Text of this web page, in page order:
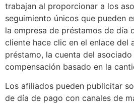
trabajan al proporcionar a los
seguimiento únicos que pueden
la empresa de préstamos de día
cliente hace clic en el enlace del
préstamo, la cuenta del
compensación basado en la
Los afiliados pueden publicitar
de día de pago con canales de